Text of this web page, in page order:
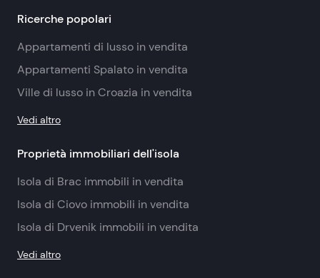
Ricerche popolari
Appartamenti di lusso in vendita
Appartamenti Spalato in vendita
Ville di lusso in Croazia in vendita
Vedi altro
Proprietà immobiliari dell'isola
Isola di Brac immobili in vendita
Isola di Ciovo immobili in vendita
Isola di Drvenik immobili in vendita
Vedi altro